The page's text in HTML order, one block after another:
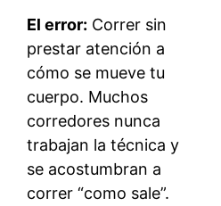
El error: Correr sin
prestar atención a
cómo se mueve tu
cuerpo. Muchos
corredores nunca
trabajan la técnica y
se acostumbran a
correr “como sale”.